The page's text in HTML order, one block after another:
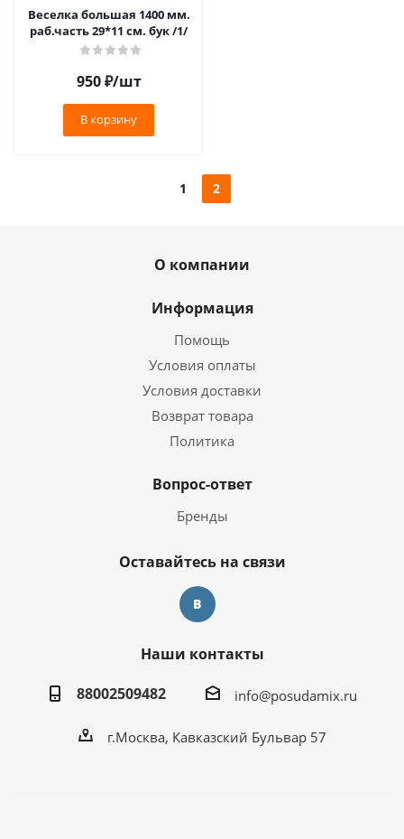
Веселка большая 1400 мм.
раб.часть 29*11 см. бук /1/
950₽/шт
В корзину
1 2
О компании
Информация
Помощь
Условия оплаты
Условия доставки
Возврат товара
Политика
Вопрос-ответ
Бренды
Оставайтесь на связи
Наши контакты
88002509482
info@posudamix.ru
г.Москва, Кавказский Бульвар 57